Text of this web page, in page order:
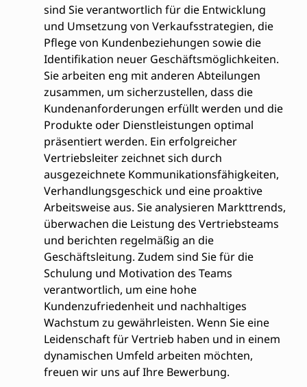
sind Sie verantwortlich für die Entwicklung
und Umsetzung von Verkaufsstrategien, die
Pflege von Kundenbeziehungen sowie die
Identifikation neuer Geschäftsmöglichkeiten.
Sie arbeiten eng mit anderen Abteilungen
zusammen, um sicherzustellen, dass die
Kundenanforderungen erfüllt werden und die
Produkte oder Dienstleistungen optimal
präsentiert werden. Ein erfolgreicher
Vertriebsleiter zeichnet sich durch
ausgezeichnete Kommunikationsfähigkeiten,
Verhandlungsgeschick und eine proaktive
Arbeitsweise aus. Sie analysieren Markttrends,
überwachen die Leistung des Vertriebsteams
und berichten regelmäßig an die
Geschäftsleitung. Zudem sind Sie für die
Schulung und Motivation des Teams
verantwortlich, um eine hohe
Kundenzufriedenheit und nachhaltiges
Wachstum zu gewährleisten. Wenn Sie eine
Leidenschaft für Vertrieb haben und in einem
dynamischen Umfeld arbeiten möchten,
freuen wir uns auf Ihre Bewerbung.